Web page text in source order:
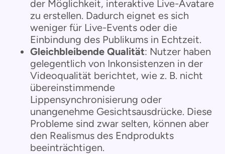
der Möglichkeit, interaktive Live-Avatare
zu erstellen. Dadurch eignet es sich
weniger für Live-Events oder die
Einbindung des Publikums in Echtzeit.
Gleichbleibende Qualität: Nutzer haben
gelegentlich von Inkonsistenzen in der
Videoqualität berichtet, wie z. B. nicht
übereinstimmende
Lippensynchronisierung oder
unangenehme Gesichtsausdrücke. Diese
Probleme sind zwar selten, können aber
den Realismus des Endprodukts
beeinträchtigen.